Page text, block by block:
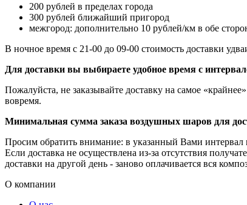
200 рублей в пределах города
300 рублей ближайший пригород
межгород: дополнительно 10 рублей/км в обе
В ночное время с 21-00 до 09-00 стоимость доставки
Для доставки вы выбираете удобное время с
Пожалуйста, не заказывайте доставку на самое
вовремя.
Минимальная сумма заказа воздушных шаров для
Просим обратить внимание: в указанный Вами интервал
Если доставка не осуществлена из-за отсутствия
доставки на другой день - заново оплачивается вся
О компании